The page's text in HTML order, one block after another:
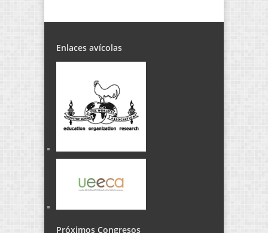
Enlaces avícolas
Próximos Congresos